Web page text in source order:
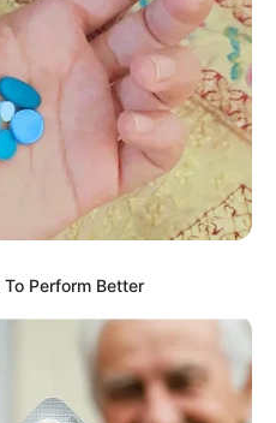
Bəxtiyar
DOSYE
0 0
CƏMİYYƏT
Perform Better